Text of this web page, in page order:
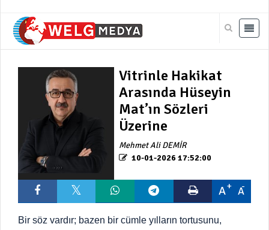
Vitrinle Hakikat
Arasında Hüseyin
Mat’ın Sözleri
Üzerine
Mehmet Ali DEMİR
10-01-2026 17:52:00
A A
Bir söz vardır; bazen bir cümle yılların tortusunu,